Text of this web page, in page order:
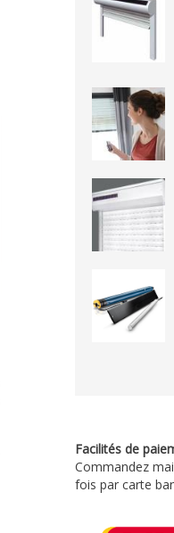
Facilités de
Commandez
fois par carte